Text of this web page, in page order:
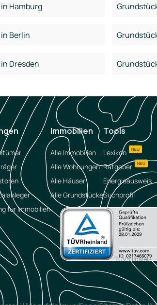
Hamburg
Berlin
Dresden
für Immobilien
Immobilien
Alle Immobilien
Alle Wohnungen
Alle Häuser
Alle Grundstücke
Tools
Lexikon NEU
Ratgeber NEU
Energieausweis
Suchprofil
TÜV-Hinweis